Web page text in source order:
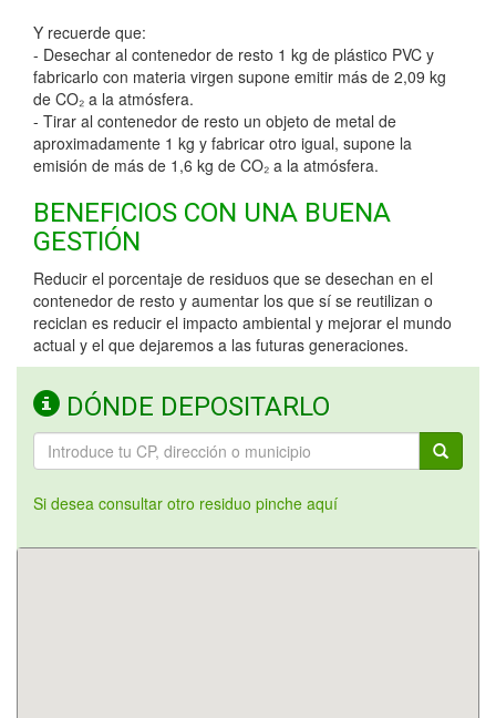
Y recuerde que:
- Desechar al contenedor de resto 1 kg de plástico PVC y
fabricarlo con materia virgen supone emitir más de 2,09 kg
de CO₂ a la atmósfera.
- Tirar al contenedor de resto un objeto de metal de
aproximadamente 1 kg y fabricar otro igual, supone la
emisión de más de 1,6 kg de CO₂ a la atmósfera.
BENEFICIOS CON UNA BUENA
GESTIÓN
Reducir el porcentaje de residuos que se desechan en el
contenedor de resto y aumentar los que sí se reutilizan o
reciclan es reducir el impacto ambiental y mejorar el mundo
actual y el que dejaremos a las futuras generaciones.
DÓNDE DEPOSITARLO
Si desea consultar otro residuo pinche aquí